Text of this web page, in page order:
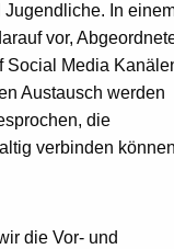
In
vor,
Social Media
Austausch werden
die
verbinden
die Vor- und